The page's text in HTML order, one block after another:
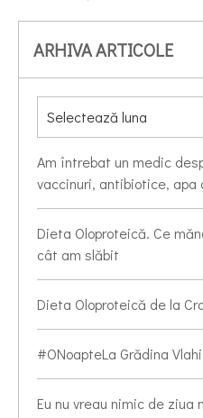
ARHIVA ARTICOLE
Am întrebat un medic
vaccinuri, antibiotice, apa
Dieta Oloproteică. Ce
cât am slăbit
Dieta Oloproteică de la
#ONoapteLa Grădina
Eu nu vreau nimic de ziua